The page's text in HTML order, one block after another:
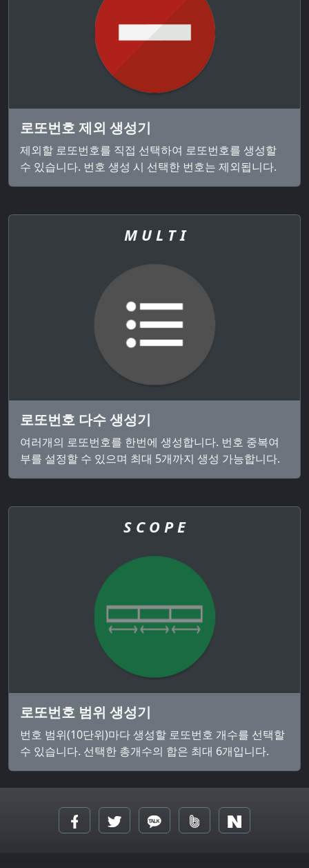
로또번호 제외 생성기
제외할 로또번호를 직접 선택하여 로또번호를 생성할
수 있습니다. 번호 생성 시 선택한 번호는 제외됩니다.
M U L T I
로또번호 다수 생성기
여러개의 로또번호를 한번에 생성합니다. 번호 중복여
부를 설정할 수 있으며 최대 5개까지 생성 가능합니다.
S C O P E
로또번호 범위 생성기
번호 범위(10단위)마다 생성할 로또번호 개수를 선택할
수 있습니다. 선택한 총개수의 합은 최대 6개입니다.